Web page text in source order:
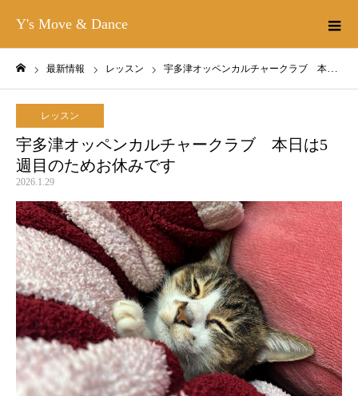
Y's Move & Dance
最新情報 レッスン 宇多津オッペンカルチャークラブ 本日は5週目のためお休みです
レッスン
宇多津オッペンカルチャークラブ 本日は5
週目のためお休みです
2026.1.29